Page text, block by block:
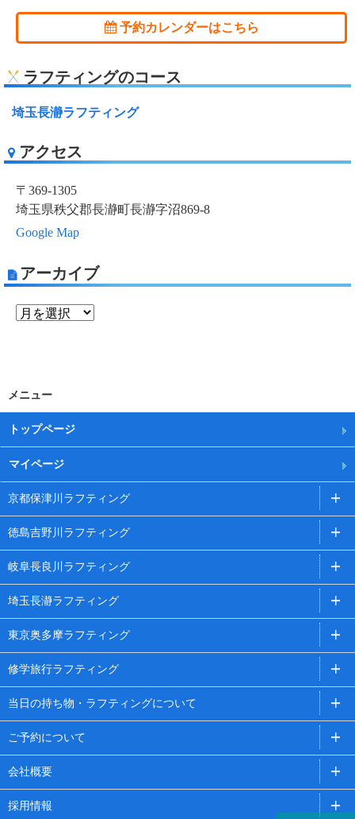
予約カレンダーはこちら
ラフティングのコース
埼玉長瀞ラフティング
アクセス
〒369-1305
埼玉県秩父郡長瀞町長瀞字沼869-8
Google Map
アーカイブ
メニュー
トップページ
マイページ
京都保津川ラフティング
徳島吉野川ラフティング
岐阜長良川ラフティング
埼玉長瀞ラフティング
東京奥多摩ラフティング
修学旅行ラフティング
当日の持ち物・ラフティングについて
ご予約について
会社概要
採用情報